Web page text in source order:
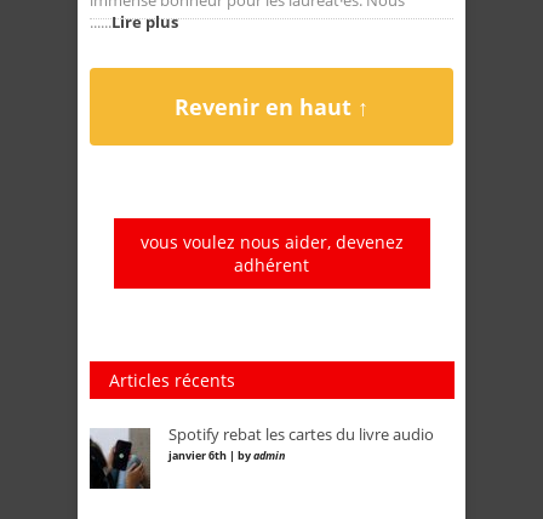
......Lire plus
Revenir en haut ↑
vous voulez nous aider, devenez
adhérent
Articles récents
Spotify rebat les cartes du livre audio
janvier 6th | byadmin